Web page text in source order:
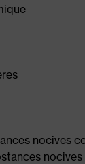
nocives
nocives